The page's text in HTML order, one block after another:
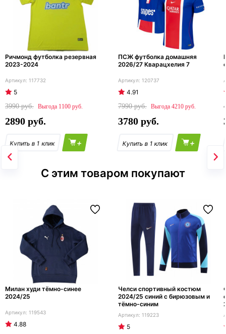
Ричмонд футболка резервная
2023-2024
117732
5
3990
1100
2890
+
ПСЖ футболка домашняя
2026/27 Кварацхелия 7
120737
4.91
7990
4210
3780
+
С этим товаром покупают
Милан худи тёмно-синее
2024/25
119543
4.88
Челси спортивный костюм
2024/25 синий с бирюзовым и
тёмно-синим
119223
5